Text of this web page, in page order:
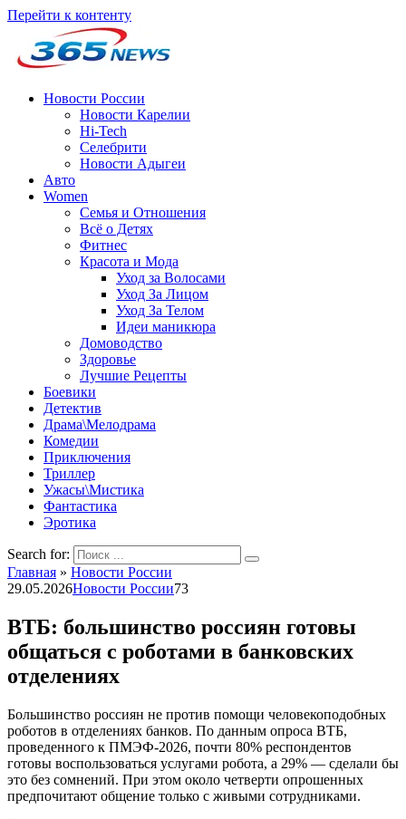
Перейти к контенту
Новости России
Новости Карелии
Hi-Tech
Селебрити
Новости Адыгеи
Авто
Women
Семья и Отношения
Всё о Детях
Фитнес
Красота и Мода
Уход за Волосами
Уход За Лицом
Уход За Телом
Идеи маникюра
Домоводство
Здоровье
Лучшие Рецепты
Боевики
Детектив
Драма\Мелодрама
Комедии
Приключения
Триллер
Ужасы\Мистика
Фантастика
Эротика
Search for:
Главная » Новости России
29.05.2026Новости России73
ВТБ: большинство россиян готовы
общаться с роботами в банковских
отделениях
Большинство россиян не против помощи человекоподобных
роботов в отделениях банков. По данным опроса ВТБ,
проведенного к ПМЭФ-2026, почти 80% респондентов
готовы воспользоваться услугами робота, а 29% — сделали бы
это без сомнений. При этом около четверти опрошенных
предпочитают общение только с живыми сотрудниками.